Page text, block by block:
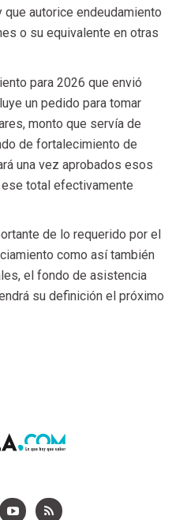
autorice endeudamiento
o su equivalente en otras
para 2026 que envió
un pedido para tomar
monto que servía de
de fortalecimiento de
una vez aprobados esos
total efectivamente
de lo requerido por el
como así también
el fondo de asistencia
su definición el próximo